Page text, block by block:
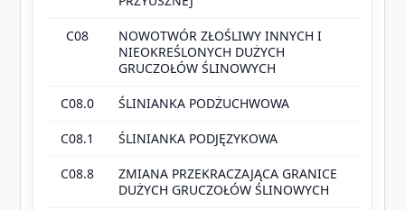
C08
NOWOTWÓR ZŁOŚLIWY INNYCH I
NIEOKREŚLONYCH DUŻYCH
GRUCZOŁÓW ŚLINOWYCH
C08.0 ŚLINIANKA PODŻUCHWOWA
C08.1 ŚLINIANKA PODJĘZYKOWA
C08.8
ZMIANA PRZEKRACZAJĄCA GRANICE
DUŻYCH GRUCZOŁÓW ŚLINOWYCH